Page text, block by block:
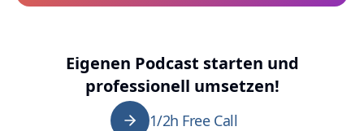
Eigenen Podcast starten und
professionell umsetzen!
1/2h Free Call